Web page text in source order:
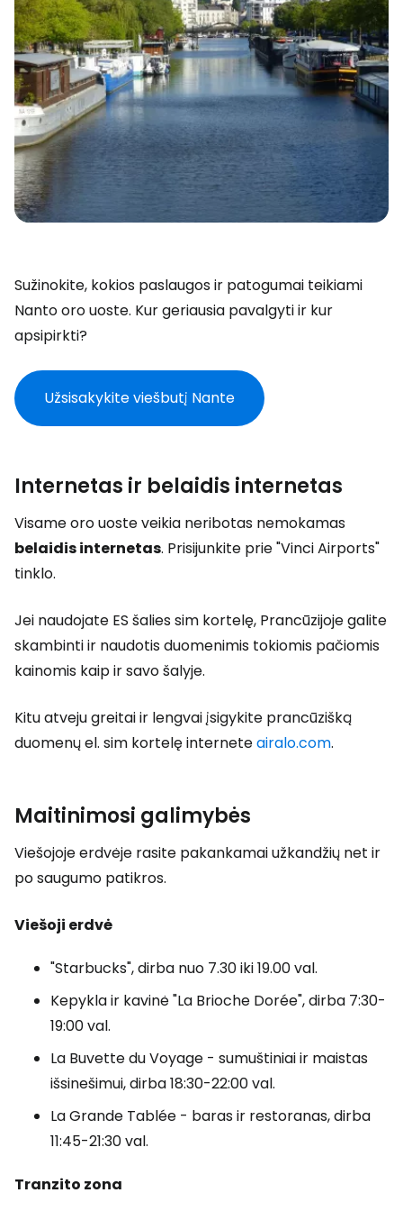
Sužinokite, kokios paslaugos ir patogumai teikiami
Nanto oro uoste. Kur geriausia pavalgyti ir kur
apsipirkti?
Užsisakykite viešbutį Nante
Internetas ir belaidis internetas
Visame oro uoste veikia neribotas nemokamas
belaidis internetas. Prisijunkite prie "Vinci Airports"
tinklo.
Jei naudojate ES šalies sim kortelę, Prancūzijoje galite
skambinti ir naudotis duomenimis tokiomis pačiomis
kainomis kaip ir savo šalyje.
Kitu atveju greitai ir lengvai įsigykite prancūzišką
duomenų el. sim kortelę interneteairalo.com.
Maitinimosi galimybės
Viešojoje erdvėje rasite pakankamai užkandžių net ir
po saugumo patikros.
Viešoji erdvė
"Starbucks", dirba nuo 7.30 iki 19.00 val.
Kepykla ir kavinė "La Brioche Dorée", dirba 7:30-
19:00 val.
La Buvette du Voyage - sumuštiniai ir maistas
išsinešimui, dirba 18:30-22:00 val.
La Grande Tablée - baras ir restoranas, dirba
11:45-21:30 val.
Tranzito zona